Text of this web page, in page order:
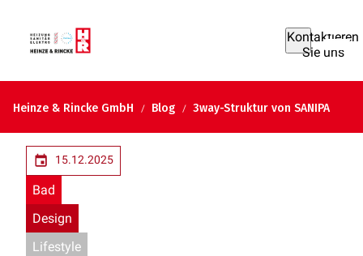
Kontaktieren
Sie uns
Heinze & Rincke GmbH Blog 3way-Struktur von SANIPA
15.12.2025
Bad
Design
Lifestyle